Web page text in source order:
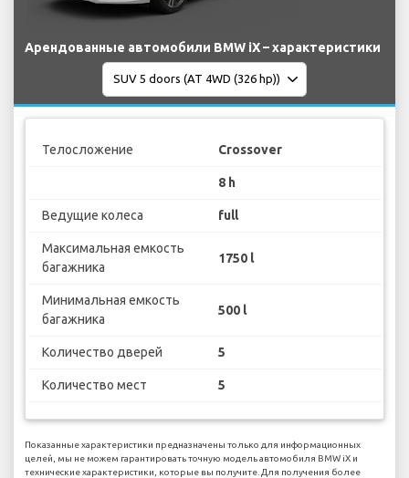
Арендованные автомобили BMW iX – характеристики
Телосложение Crossover
8 h
Ведущие колеса full
Максимальная емкость
багажника
1750 l
Минимальная емкость
багажника
500 l
Количество дверей 5
Количество мест 5
Показанные характеристики предназначены только для информационных
целей, мы не можем гарантировать точную модель автомобиля BMW iX и
технические характеристики, которые вы получите. Для получения более